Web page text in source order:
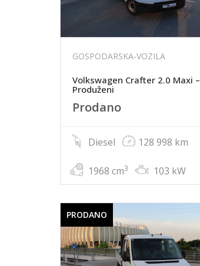
GOSPODARSKA-VOZILA
Volkswagen Crafter 2.0 Maxi –
Produženi
Prodano
Diesel 128 998 km
1968 cm3 103 kW
PRODANO